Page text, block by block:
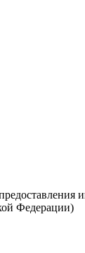
Федерации)